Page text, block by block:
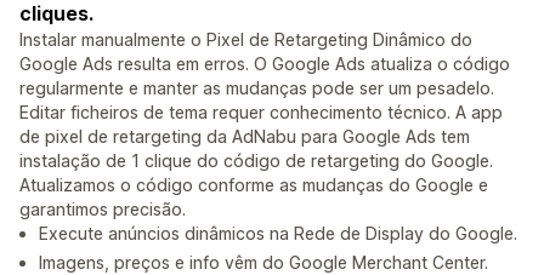
cliques.
Instalar manualmente o Pixel de Retargeting Dinâmico do
Google Ads resulta em erros. O Google Ads atualiza o código
regularmente e manter as mudanças pode ser um pesadelo.
Editar ficheiros de tema requer conhecimento técnico. A app
de pixel de retargeting da AdNabu para Google Ads tem
instalação de 1 clique do código de retargeting do Google.
Atualizamos o código conforme as mudanças do Google e
garantimos precisão.
Execute anúncios dinâmicos na Rede de Display do Google.
Imagens, preços e info vêm do Google Merchant Center.